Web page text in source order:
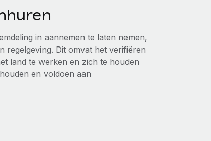
in aannemen te laten nemen,
regelgeving. Dit omvat het verifiëren
land te werken en zich te houden
en voldoen aan